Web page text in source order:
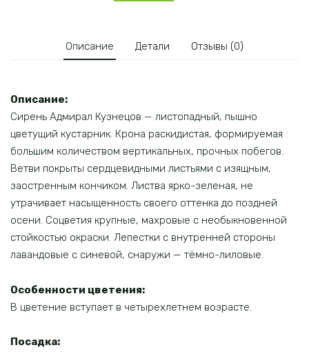
Описание Детали Отзывы (0)
Описание:
Сирень Адмирал Кузнецов — листопадный, пышно
цветущий кустарник. Крона раскидистая, формируемая
большим количеством вертикальных, прочных побегов.
Ветви покрыты сердцевидными листьями с изящным,
заостренным кончиком. Листва ярко-зеленая, не
утрачивает насыщенность своего оттенка до поздней
осени. Соцветия крупные, махровые с необыкновенной
стойкостью окраски. Лепестки с внутренней стороны
лавандовые с синевой, снаружи — тёмно-лиловые.
Особенности цветения:
В цветение вступает в четырехлетнем возрасте.
Посадка: